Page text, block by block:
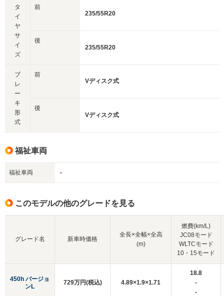
タ
イ
ヤ
サ
イ
ズ
前
235/55R20
後
235/55R20
ブ
レ
ー
キ
形
式
前
Vディスク式
後
Vディスク式
福祉車両
福祉車両 -
このモデルの他のグレードを見る
グレード名
450h バージョ
ンL
新車時価格
全長×全幅×全高
(m)
燃費(km/L)
JC08モード
WLTCモード
10・15モード
729万円(税込) 4.89×1.9×1.71
18.8
-
-